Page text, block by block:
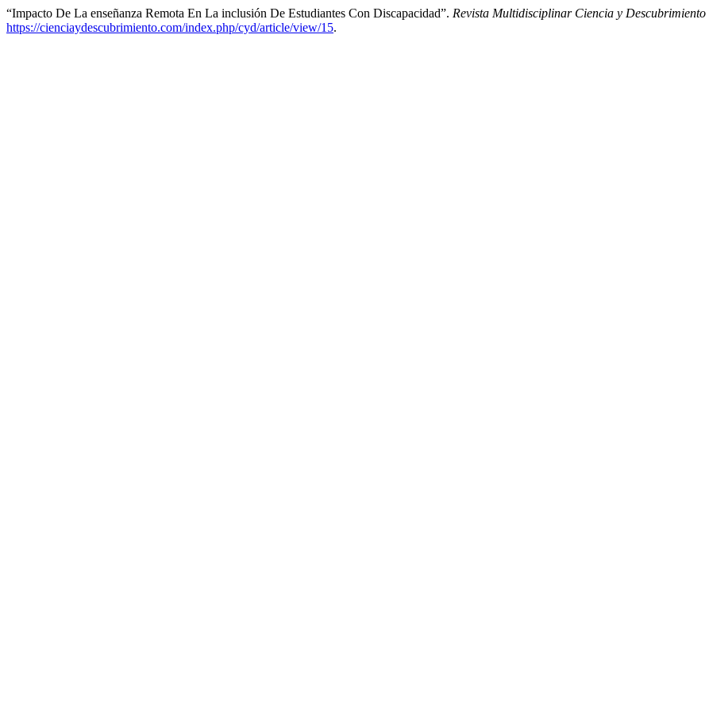
“Impacto De La enseñanza Remota En La inclusión De Estudiantes Con Discapacidad”. Revista Multidisciplinar Ciencia y Descubrimiento
https://cienciaydescubrimiento.com/index.php/cyd/article/view/15.